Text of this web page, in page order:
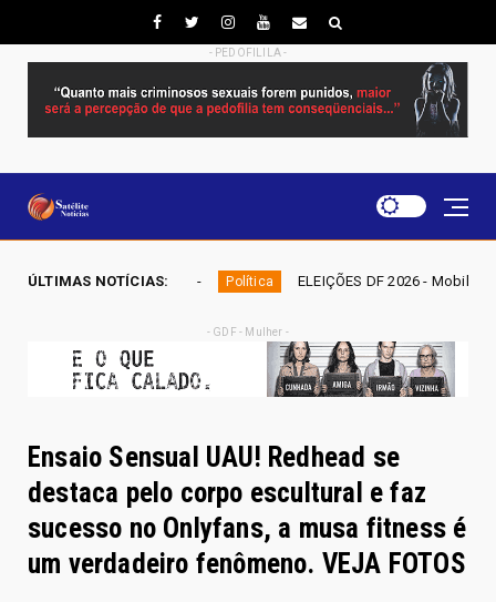
- PEDOFILILA -
ÚLTIMAS NOTÍCIAS:
Política ELEIÇÕES DF 2026 - Mobiliza aposta em
- GDF - Mulher -
Ensaio Sensual UAU! Redhead se
destaca pelo corpo escultural e faz
sucesso no Onlyfans, a musa fitness é
um verdadeiro fenômeno. VEJA FOTOS